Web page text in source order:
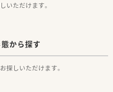
いただけます。
から探す
探しいただけます。